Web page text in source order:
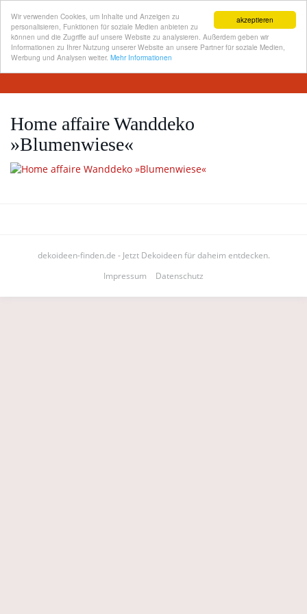
akzeptieren
Wir verwenden Cookies, um Inhalte und Anzeigen zu
personalisieren, Funktionen für soziale Medien anbieten zu
können und die Zugriffe auf unsere Website zu analysieren. Außerdem geben wir
Informationen zu Ihrer Nutzung unserer Website an unsere Partner für soziale Medien,
Werbung und Analysen weiter. Mehr Informationen
Skip
content
Home affaire Wanddeko
»Blumenwiese«
dekoideen-finden.de - Jetzt Dekoideen für daheim entdecken.
Impressum
Datenschutz